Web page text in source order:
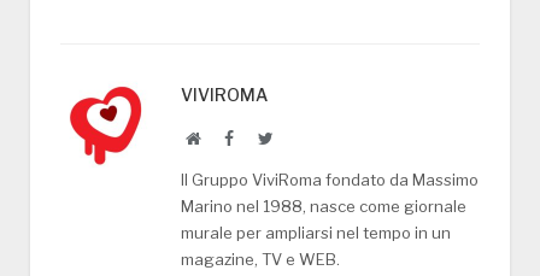
VIVIROMA
WebsiteFacebookTwitter
Il Gruppo ViviRoma fondato da Massimo
Marino nel 1988, nasce come giornale
murale per ampliarsi nel tempo in un
magazine, TV e WEB.